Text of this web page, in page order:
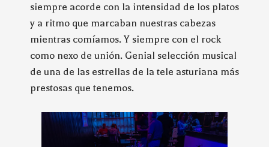
siempre acorde con la intensidad de los platos
y a ritmo que marcaban nuestras cabezas
mientras comíamos. Y siempre con el rock
como nexo de unión. Genial selección musical
de una de las estrellas de la tele asturiana más
prestosas que tenemos.